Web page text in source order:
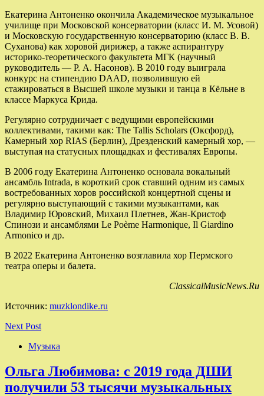
Екатерина Антоненко окончила Академическое музыкальное
училище при Московской консерватории (класс И. М. Усовой)
и Московскую государственную консерваторию (класс В. В.
Суханова) как хоровой дирижер, а также аспирантуру
историко-теоретического факультета МГК (научный
руководитель — Р. А. Насонов). В 2010 году выиграла
конкурс на стипендию DAAD, позволившую ей
стажироваться в Высшей школе музыки и танца в Кёльне в
классе Маркуса Крида.
Регулярно сотрудничает с ведущими европейскими
коллективами, такими как: The Tallis Scholars (Оксфорд),
Камерный хор RIAS (Берлин), Дрезденский камерный хор, —
выступая на статусных площадках и фестивалях Европы.
В 2006 году Екатерина Антоненко основала вокальный
ансамбль Intrada, в короткий срок ставший одним из самых
востребованных хоров российской концертной сцены и
регулярно выступающий с такими музыкантами, как
Владимир Юровский, Михаил Плетнев, Жан-Кристоф
Спинози и ансамблями Le Poème Harmonique, Il Giardino
Armonico и др.
В 2022 Екатерина Антоненко возглавила хор Пермского
театра оперы и балета.
ClassicalMusicNews.Ru
Источник: muzklondike.ru
Next Post
Музыка
Ольга Любимова: с 2019 года ДШИ
получили 53 тысячи музыкальных